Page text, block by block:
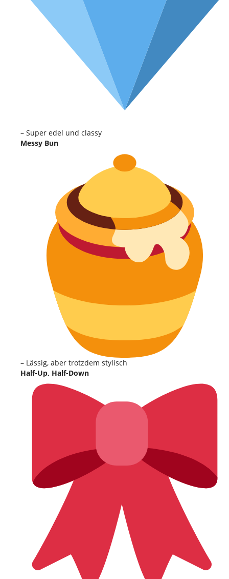
– Super edel und classy
Messy Bun
– Lässig, aber trotzdem stylisch
Half-Up, Half-Down